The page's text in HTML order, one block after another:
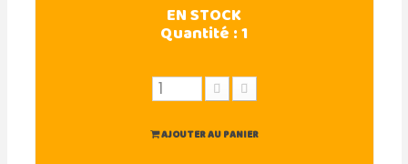
EN STOCK
Quantité :1
AJOUTER AU PANIER